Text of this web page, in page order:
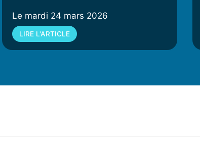
Le mardi 24 mars 2026
LIRE L'ARTICLE